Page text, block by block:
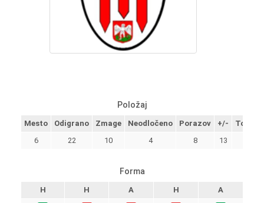
Položaj
Mesto Odigrano Zmage Neodločeno Porazov +/-
Točke
6
22 10 4 8 13
Forma
H H A H A